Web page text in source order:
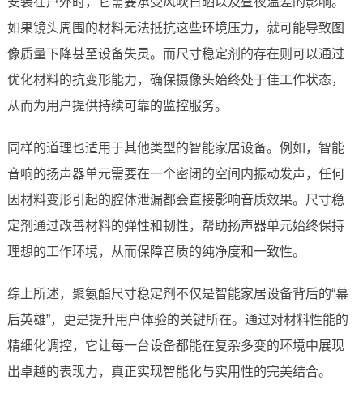
如果镜头周围的材料无法抵抗这些环境压力，就可能导致图
像质量下降甚至设备失灵。而尺寸稳定剂的存在则可以通过
优化材料的抗变形能力，确保摄像头始终处于佳工作状态，
从而为用户提供持续可靠的监控服务。
同样的道理也适用于其他类型的智能家居设备。例如，智能
音响的扬声器单元需要在一个密闭的空间内振动发声，任何
因材料变形引起的腔体泄漏都会直接影响音质效果。尺寸稳
定剂通过改善材料的弹性和韧性，帮助扬声器单元始终保持
理想的工作环境，从而保障音质的纯净度和一致性。
综上所述，聚氨酯尺寸稳定剂不仅是智能家居设备背后的“幕
后英雄”，更是提升用户体验的关键所在。通过对材料性能的
精细化调控，它让每一台设备都能在复杂多变的环境中展现
出卓越的表现力，真正实现智能化与实用性的完美结合。